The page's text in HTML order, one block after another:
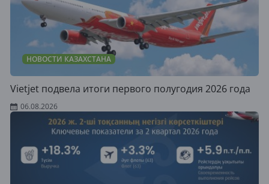
НОВОСТИ КАЗАХСТАНА
Vietjet подвела итоги первого полугодия 2026 года
06.08.2026